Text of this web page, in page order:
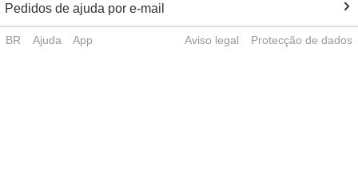
Pedidos de ajuda por e-mail
BR Ajuda App Aviso legal Protecção de dados